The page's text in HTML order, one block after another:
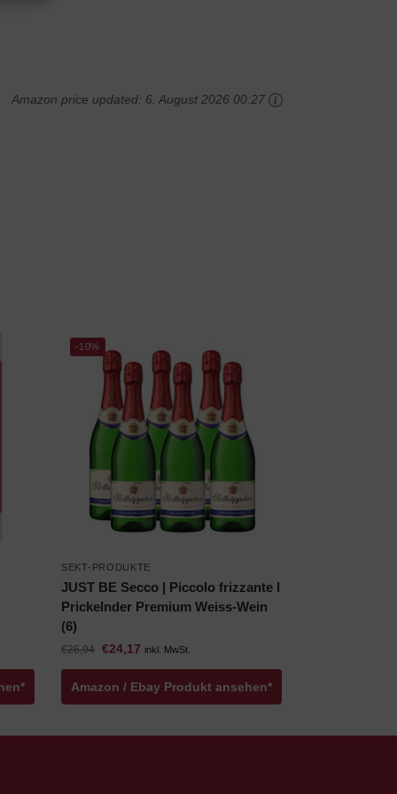
Amazon price updated: 6. August 2026 00:27
-10%
SEKT-PRODUKTE
JUST BE Secco | Piccolo frizzante l
Prickelnder Premium Weiss-Wein
(6)
€26,94 €24,17 inkl. MwSt.
Amazon / Ebay Produkt ansehen*